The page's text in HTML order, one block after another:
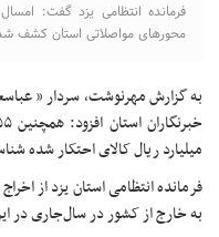
محورهای مواصلاتی استان کشف
به گزارش مهرنوشت، سردار ”
میلیارد ریال کالای احتکار شده
به خارج از کشور در سال‌جاری در